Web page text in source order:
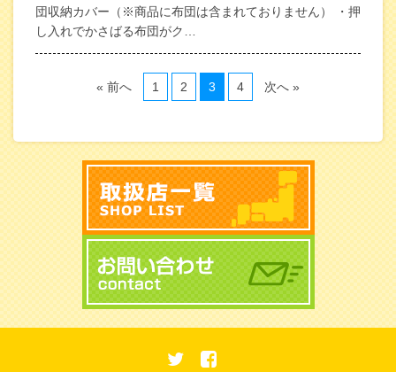
団収納カバー（※商品に布団は含まれておりません） ・押
し入れでかさばる布団がク…
« 前へ 1 2 3 4 次へ »